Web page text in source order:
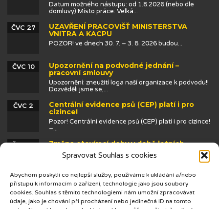
Spravovat Souhlas s cookies
Abychom poskytli co nejlepší služby, používáme k ukládání a/nebo
přístupu k informacím o zařízení, technologie jako jsou soubory
cookies. Souhlas s těmito technologiemi nám umožní zpracovávat
údaje, jako je chování při procházení nebo jedinečná ID na tomto
Datum možného nástupu: od 1.8.2026 (nebo dle
domluvy) Místo práce: Velká...
UZAVŘENÍ PRACOVIŠŤ MINISTERSTVA
VNITRA A KACPU
ČVC 27
POZOR! ve dnech 30. 7. – 3. 8. 2026 budou...
Upozornění na podvodné jednání –
pracovní smlouvy
ČVC 10
Upozornění: zneužití loga naší organizace k podvodu!!
Dozvěděli jsme se,...
Centrální evidence psů (CEP) platí i pro
cizince!
ČVC 2
Pozor! Centrální evidence psů (CEP) platí i pro cizince!
–...
Změna otevírací doby v době letních
prázdnin
ČVN 25